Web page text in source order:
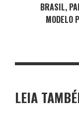
BRASIL,
MODELO
LEIA